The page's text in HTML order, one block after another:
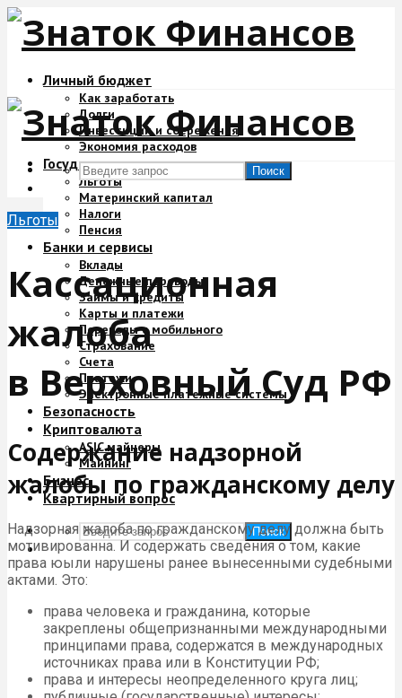
Личный бюджет
Как заработать
Долги
Инвестиции и сбережения
Экономия расходов
Государство и деньги
Льготы
Материнский капитал
Налоги
Пенсия
Банки и сервисы
Вклады
Денежные переводы
Займы и кредиты
Карты и платежи
Переводы с мобильного
Страхование
Счета
Платежи
Электронные платежные системы
Безопасность
Криптовалюта
ASIC майнеры
Майнинг
Бизнес
Квартирный вопрос
Поиск
Поиск
Льготы
Кассационная
жалоба
в Верховный Суд РФ
Содержание надзорной
жалобы по гражданскому делу
Надзорная жалоба по гражданскому делу должна быть
мотивированна. И содержать сведения о том, какие
права юыли нарушены ранее вынесенными судебными
актами. Это:
права человека и гражданина, которые
закреплены общепризнанными международными
принципами права, содержатся в международных
источниках права или в Конституции РФ;
права и интересы неопределенного круга лиц;